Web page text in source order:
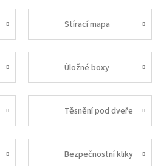
Stírací mapa
Úložné boxy
Těsnění pod dveře
Bezpečnostní kliky